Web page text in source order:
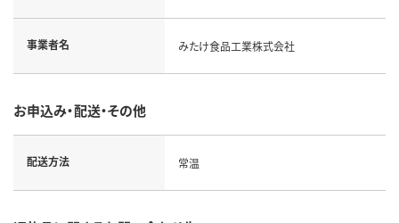
事業者名 みたけ食品工業株式会社
お申込み・配送・その他
配送方法 常温